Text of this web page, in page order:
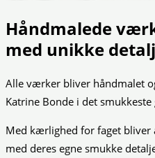
Håndmalede
med unikke
Alle værker bliver håndmalet
Katrine Bonde i det
Med kærlighed for faget
med deres egne smukke